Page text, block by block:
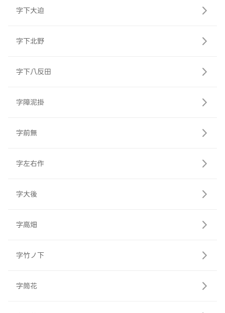
字下大迫
字下北野
字下八反田
字障泥掛
字前無
字左右作
字大後
字高畑
字竹ノ下
字筒花